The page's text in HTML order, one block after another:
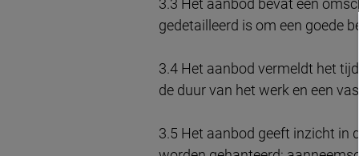
3.3 Het aanbod bevat een
gedetailleerd is om een goede
3.4 Het aanbod vermeldt het
de duur van het werk en een
3.5 Het aanbod geeft inzicht in